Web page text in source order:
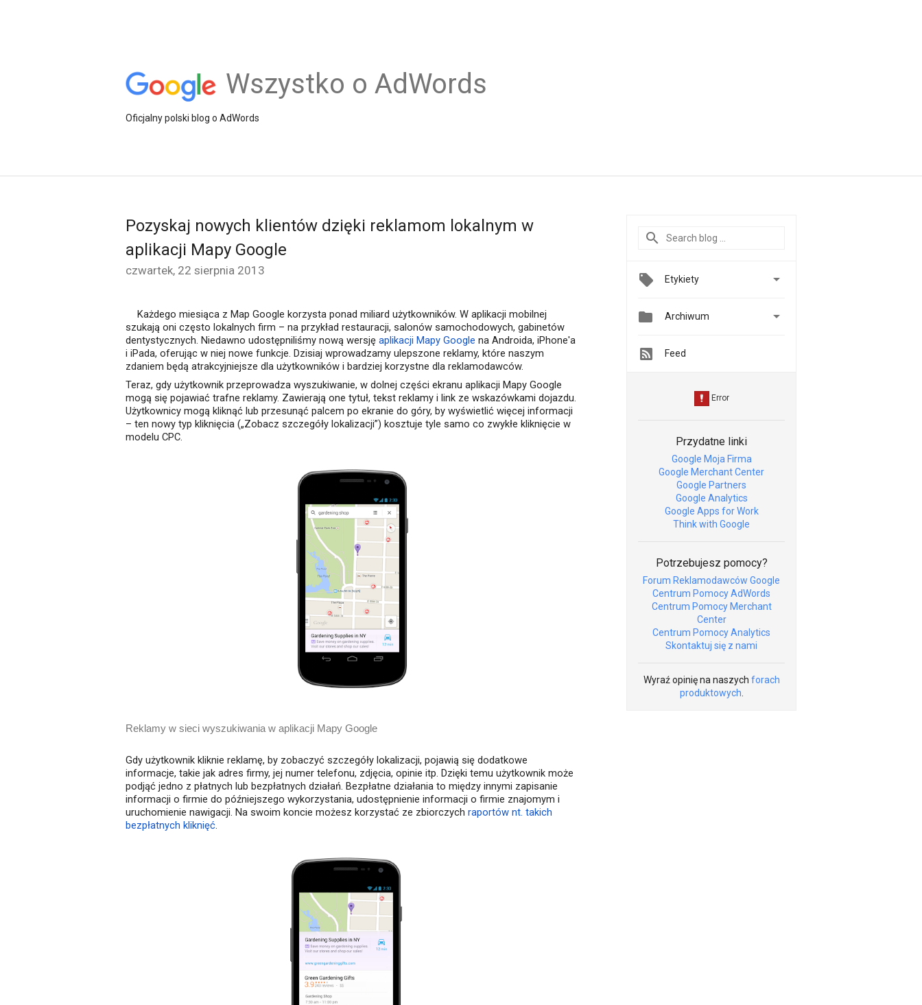
Wszystko o AdWords
Oficjalny polski blog o AdWords
Pozyskaj nowych klientów dzięki reklamom lokalnym w
aplikacji Mapy Google
czwartek, 22 sierpnia 2013
Każdego miesiąca z Map Google korzysta ponad miliard użytkowników. W aplikacji mobilnej
szukają oni często lokalnych firm – na przykład restauracji, salonów samochodowych, gabinetów
dentystycznych. Niedawno udostępniliśmy nową wersję aplikacji Mapy Google na Androida, iPhone'a
i iPada, oferując w niej nowe funkcje. Dzisiaj wprowadzamy ulepszone reklamy, które naszym
zdaniem będą atrakcyjniejsze dla użytkowników i bardziej korzystne dla reklamodawców.
Teraz, gdy użytkownik przeprowadza wyszukiwanie, w dolnej części ekranu aplikacji Mapy Google
mogą się pojawiać trafne reklamy. Zawierają one tytuł, tekst reklamy i link ze wskazówkami dojazdu.
Użytkownicy mogą kliknąć lub przesunąć palcem po ekranie do góry, by wyświetlić więcej informacji
– ten nowy typ kliknięcia („Zobacz szczegóły lokalizacji”) kosztuje tyle samo co zwykłe kliknięcie w
modelu CPC.
Reklamy w sieci wyszukiwania w aplikacji Mapy Google
Gdy użytkownik kliknie reklamę, by zobaczyć szczegóły lokalizacji, pojawią się dodatkowe
informacje, takie jak adres firmy, jej numer telefonu, zdjęcia, opinie itp. Dzięki temu użytkownik może
podjąć jedno z płatnych lub bezpłatnych działań. Bezpłatne działania to między innymi zapisanie
informacji o firmie do późniejszego wykorzystania, udostępnienie informacji o firmie znajomym i
uruchomienie nawigacji. Na swoim koncie możesz korzystać ze zbiorczych raportów nt. takich
bezpłatnych kliknięć.
Etykiety 
 Archiwum 
Feed
Przydatne linki
Google Moja Firma
Google Merchant Center
Google Partners
Google Analytics
Google Apps for Work
Think with Google
Potrzebujesz pomocy?
Forum Reklamodawców Google
Centrum Pomocy AdWords
Centrum Pomocy Merchant
Center
Centrum Pomocy Analytics
Skontaktuj się z nami
Wyraź opinię na naszych forach
produktowych